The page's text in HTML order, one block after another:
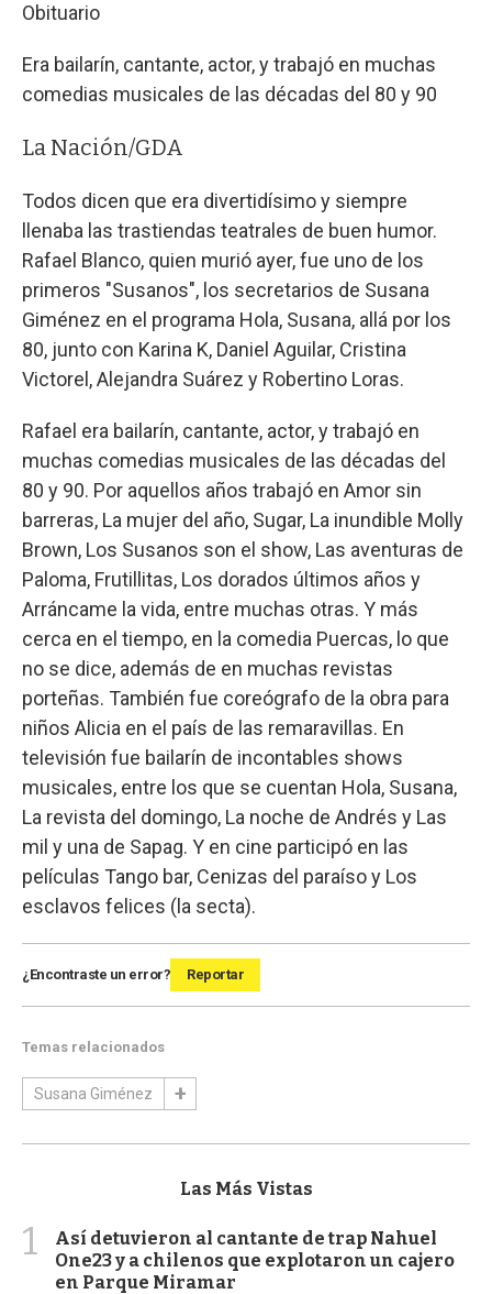
Obituario
Era bailarín, cantante, actor, y trabajó en muchas
comedias musicales de las décadas del 80 y 90
La Nación/GDA
Todos dicen que era divertidísimo y siempre
llenaba las trastiendas teatrales de buen humor.
Rafael Blanco, quien murió ayer, fue uno de los
primeros "Susanos", los secretarios de Susana
Giménez en el programa Hola, Susana, allá por los
80, junto con Karina K, Daniel Aguilar, Cristina
Victorel, Alejandra Suárez y Robertino Loras.
Rafael era bailarín, cantante, actor, y trabajó en
muchas comedias musicales de las décadas del
80 y 90. Por aquellos años trabajó en Amor sin
barreras, La mujer del año, Sugar, La inundible Molly
Brown, Los Susanos son el show, Las aventuras de
Paloma, Frutillitas, Los dorados últimos años y
Arráncame la vida, entre muchas otras. Y más
cerca en el tiempo, en la comedia Puercas, lo que
no se dice, además de en muchas revistas
porteñas. También fue coreógrafo de la obra para
niños Alicia en el país de las remaravillas. En
televisión fue bailarín de incontables shows
musicales, entre los que se cuentan Hola, Susana,
La revista del domingo, La noche de Andrés y Las
mil y una de Sapag. Y en cine participó en las
películas Tango bar, Cenizas del paraíso y Los
esclavos felices (la secta).
¿Encontraste un error? Reportar
Temas relacionados
Susana Giménez
Las Más Vistas
1
Así detuvieron al cantante de trap Nahuel
One23 y a chilenos que explotaron un cajero
en Parque Miramar